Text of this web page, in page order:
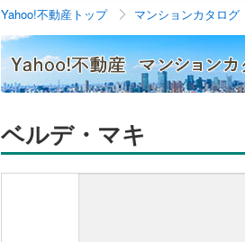
Yahoo!不動産トップ マンションカタログ
ベルデ・マキ